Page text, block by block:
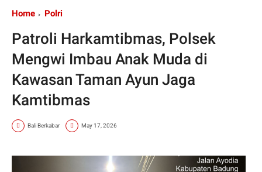
Home Polri
Patroli Harkamtibmas, Polsek
Mengwi Imbau Anak Muda di
Kawasan Taman Ayun Jaga
Kamtibmas
Bali Berkabar May 17, 2026